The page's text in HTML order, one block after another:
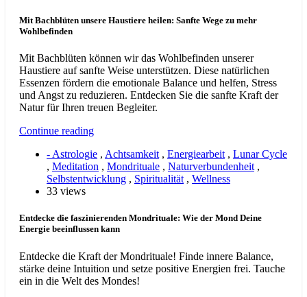
Mit Bachblüten unsere Haustiere heilen: Sanfte Wege zu mehr
Wohlbefinden
Mit Bachblüten können wir das Wohlbefinden unserer
Haustiere auf sanfte Weise unterstützen. Diese natürlichen
Essenzen fördern die emotionale Balance und helfen, Stress
und Angst zu reduzieren. Entdecken Sie die sanfte Kraft der
Natur für Ihren treuen Begleiter.
Continue reading
- Astrologie , Achtsamkeit , Energiearbeit , Lunar Cycle
, Meditation , Mondrituale , Naturverbundenheit ,
Selbstentwicklung , Spiritualität , Wellness
33 views
Entdecke die faszinierenden Mondrituale: Wie der Mond Deine
Energie beeinflussen kann
Entdecke die Kraft der Mondrituale! Finde innere Balance,
stärke deine Intuition und setze positive Energien frei. Tauche
ein in die Welt des Mondes!